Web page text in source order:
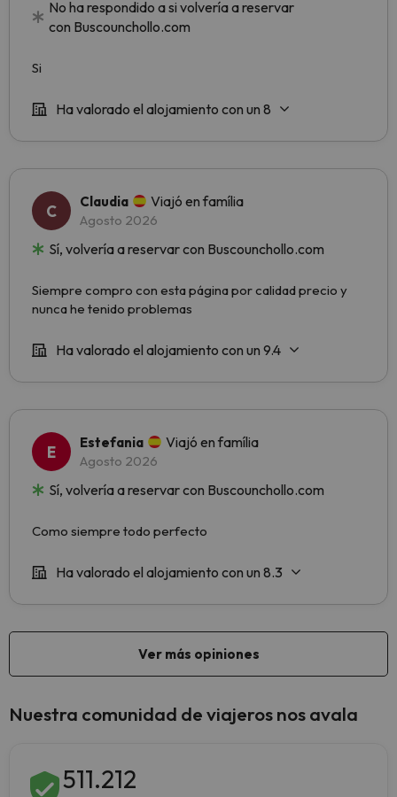
Nuestra comunidad de viajeros nos avala
511.212